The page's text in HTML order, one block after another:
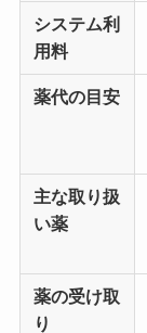
システム利
用料
薬代の目安
主な取り扱
い薬
薬の受け取
り